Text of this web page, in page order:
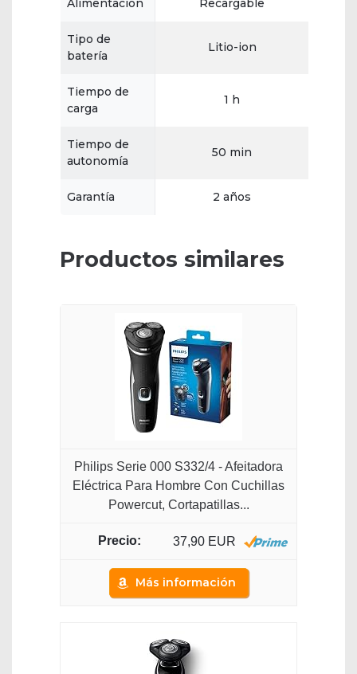
Alimentación Recargable
Tipo de
batería
Litio-ion
Tiempo de
carga
1 h
Tiempo de
autonomía
50 min
Garantía 2 años
Productos similares
Philips Serie 000 S332/4 - Afeitadora
Eléctrica Para Hombre Con Cuchillas
Powercut, Cortapatillas...
37,90 EUR
Más información